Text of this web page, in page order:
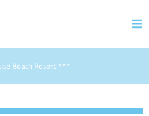
Beach Resort ***